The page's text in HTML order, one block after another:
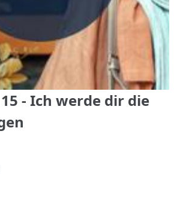
15 - Ich werde dir die